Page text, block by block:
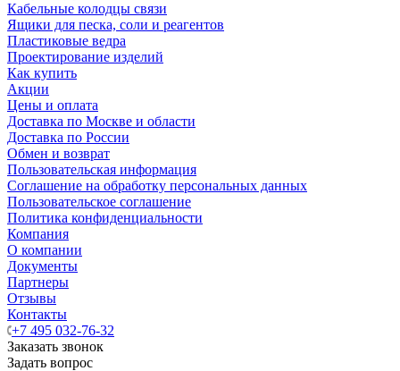
Кабельные колодцы связи
Ящики для песка, соли и реагентов
Пластиковые ведра
Проектирование изделий
Как купить
Акции
Цены и оплата
Доставка по Москве и области
Доставка по России
Обмен и возврат
Пользовательская информация
Соглашение на обработку персональных данных
Пользовательское соглашение
Политика конфиденциальности
Компания
О компании
Документы
Партнеры
Отзывы
Контакты
+7 495 032-76-32
Заказать звонок
Задать вопрос